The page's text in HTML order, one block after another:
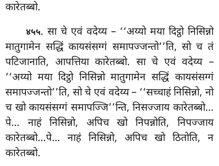
कारेतब्बो.
४५५. सा चे एवं वदेय्य – ‘‘अय्यो मया दिट्ठो निसिन्नो
मातुगामेन सद्धिं कायसंसग्गं समापज्जन्तो’’ति, सो च तं
पटिजानाति, आपत्तिया कारेतब्बो. सा चे एवं वदेय्य –
‘‘अय्यो मया दिट्ठो निसिन्नो मातुगामेन सद्धिं कायसंसग्गं
समापज्जन्तो’’ति, सो चे एवं वदेय्य – ‘‘सच्चाहं निसिन्नो, नो
च खो कायसंसग्गं समापज्जि’’न्ति, निसज्जाय कारेतब्बो…
पे… नाहं निसिन्नो, अपिच खो निपन्नोति, निपज्जाय
कारेतब्बो…पे… नाहं निसिन्नो, अपिच खो ठितोति, न
कारेतब्बो.